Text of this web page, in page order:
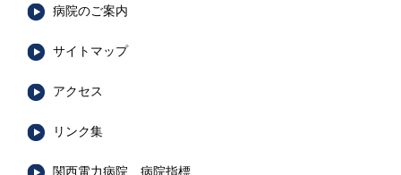
病院のご案内
サイトマップ
アクセス
リンク集
関西電力病院 病院指標